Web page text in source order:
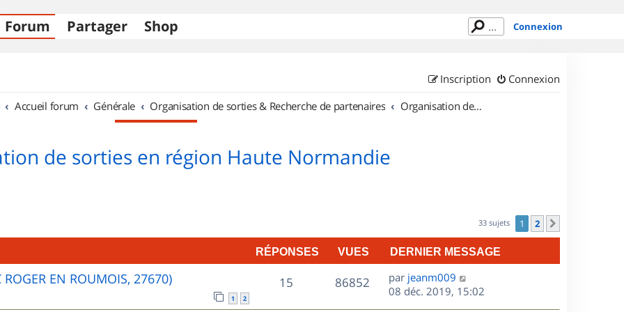
Forum Partager Shop Connexion
Connexion
Inscription
Accueil forum Générale Organisation de sorties & Recherche de partenaires Organisation de sorties en région Haute Normandie
de sorties en région Haute Normandie
33 sujets 1 2
RÉPONSES VUES DERNIER MESSAGE
EN ROUMOIS, 27670)
1 2
15R
é
86852V
u
D
e
par jeanm009
08 déc. 2019, 15:02